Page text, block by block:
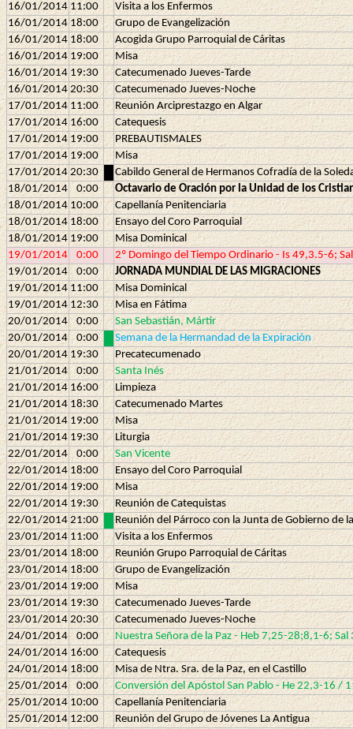
16/01/2014 11:00
Visita a los Enfermos
16/01/2014 18:00
Grupo de Evangelización
16/01/2014 18:00
Acogida Grupo Parroquial de Cáritas
16/01/2014 19:00
Misa
16/01/2014 19:30
Catecumenado Jueves-Tarde
16/01/2014 20:30
Catecumenado Jueves-Noche
17/01/2014 11:00
Reunión Arciprestazgo en Algar
17/01/2014 16:00
Catequesis
17/01/2014 19:00
PREBAUTISMALES
17/01/2014 19:00
Misa
17/01/2014 20:30
Cabildo General de Hermanos Cofradía de la
18/01/2014
0:00
Octavario de Oración por la Unidad de los
18/01/2014 10:00
Capellanía Penitenciaria
18/01/2014 18:00
Ensayo del Coro Parroquial
18/01/2014 19:00
Misa Dominical
19/01/2014
0:00
2º Domingo del Tiempo Ordinario - Is 49,3.5-6;
19/01/2014
0:00
JORNADA MUNDIAL DE LAS MIGRACIONES
19/01/2014 11:00
Misa Dominical
19/01/2014 12:30
Misa en Fátima
20/01/2014
0:00
San Sebastián, Mártir
20/01/2014
0:00
Semana de la Hermandad de la Expiración
20/01/2014 19:30
Precatecumenado
21/01/2014
0:00
Santa Inés
21/01/2014 16:00
Limpieza
21/01/2014 18:30
Catecumenado Martes
21/01/2014 19:00
Misa
21/01/2014 19:30
Liturgia
22/01/2014
0:00
San Vicente
22/01/2014 18:00
Ensayo del Coro Parroquial
22/01/2014 19:00
Misa
22/01/2014 19:30
Reunión de Catequistas
22/01/2014 21:00
Reunión del Párroco con la Junta de Gobierno de
23/01/2014 11:00
Visita a los Enfermos
23/01/2014 18:00
Reunión Grupo Parroquial de Cáritas
23/01/2014 18:00
Grupo de Evangelización
23/01/2014 19:00
Misa
23/01/2014 19:30
Catecumenado Jueves-Tarde
23/01/2014 20:30
Catecumenado Jueves-Noche
24/01/2014
0:00
Nuestra Señora de la Paz - Heb 7,25-28;8,1-6;
24/01/2014 16:00
Catequesis
24/01/2014 18:00
Misa de Ntra. Sra. de la Paz, en el Castillo
25/01/2014
0:00
Conversión del Apóstol San Pablo - He 22,3-16 /
25/01/2014 10:00
Capellanía Penitenciaria
25/01/2014 12:00
Reunión del Grupo de Jóvenes La Antigua